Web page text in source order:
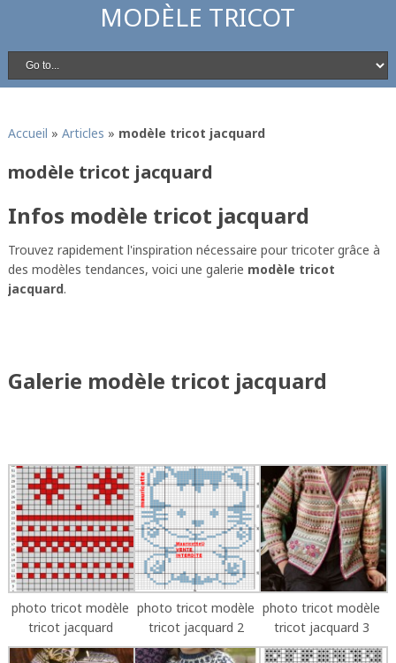
MODÈLE TRICOT
Accueil » Articles » modèle tricot jacquard
modèle tricot jacquard
Infos modèle tricot jacquard
Trouvez rapidement l'inspiration nécessaire pour tricoter grâce à
des modèles tendances, voici une galerie modèle tricot
jacquard.
Galerie modèle tricot jacquard
photo tricot modèle
tricot jacquard
photo tricot modèle
tricot jacquard 2
photo tricot modèle
tricot jacquard 3